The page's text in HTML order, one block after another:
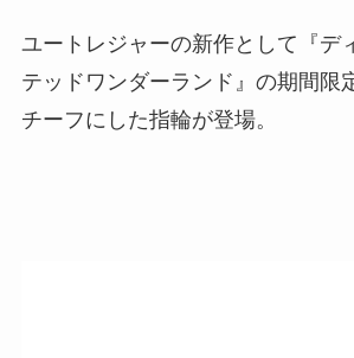
ユートレジャーの新作として『デ
テッドワンダーランド』の期間限
チーフにした指輪が登場。